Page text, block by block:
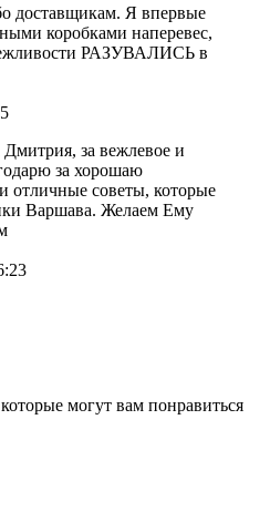
доставщикам. Я впервые
коробками наперевес,
РАЗУВАЛИСЬ в
за вежлевое и
за хорошаю
отличные советы, которые
Варшава. Желаем Ему
могут вам понравиться